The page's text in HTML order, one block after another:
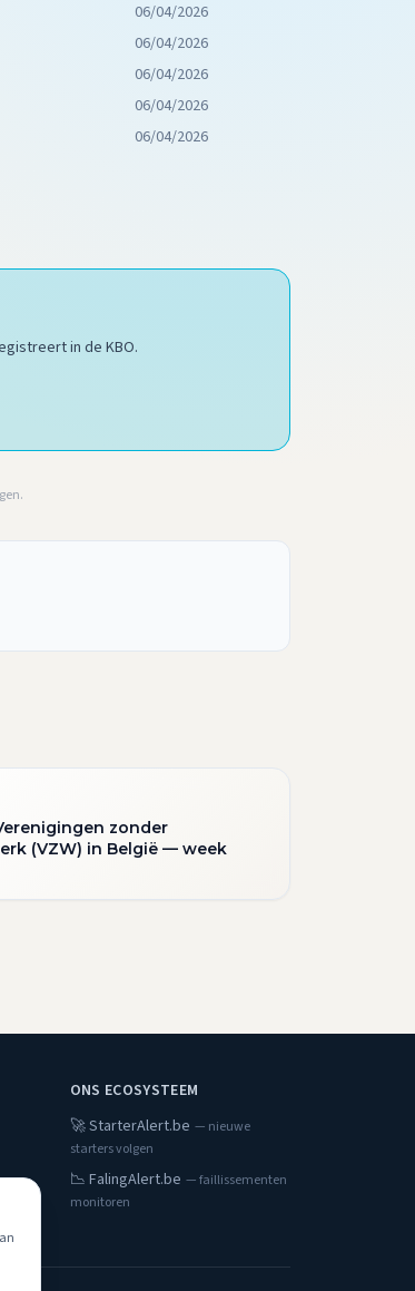
06/04/2026
06/04/2026
06/04/2026
06/04/2026
06/04/2026
in de KBO.
zonder
(VZW) in België — week
ONS ECOSYSTEEM
🚀 StarterAlert.be — nieuwe
starters volgen
📉 FalingAlert.be — faillissementen
monitoren